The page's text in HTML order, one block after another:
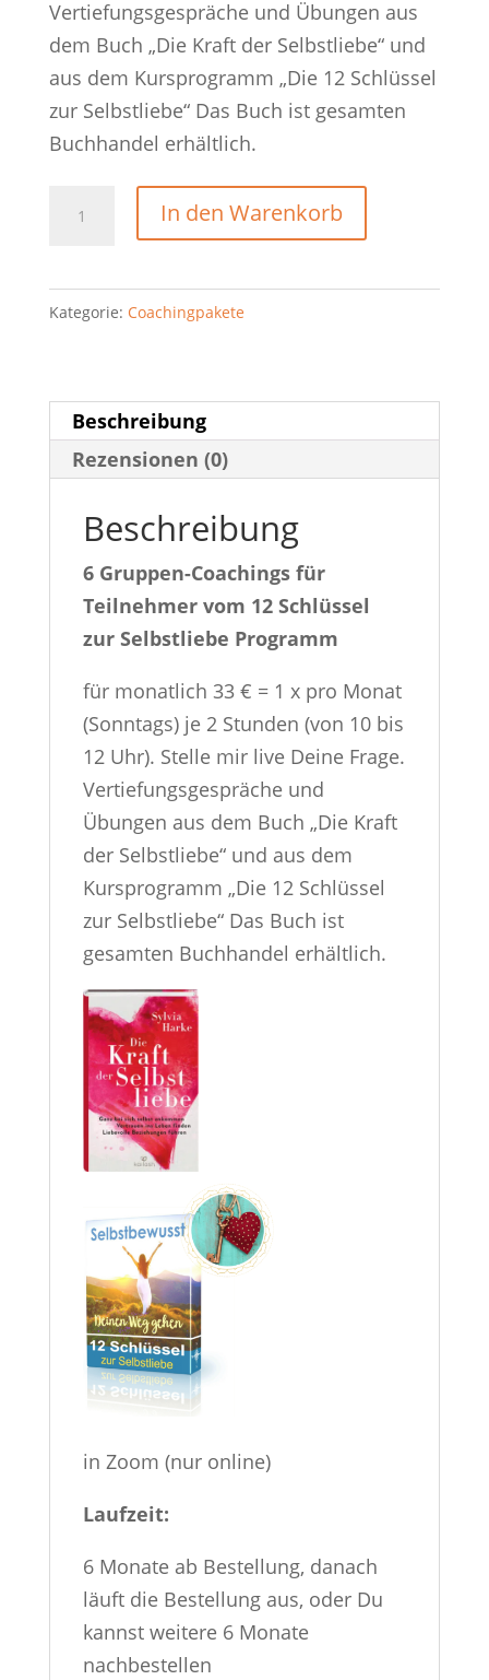
Vertiefungsgespräche und Übungen aus
dem Buch „Die Kraft der Selbstliebe“ und
aus dem Kursprogramm „Die 12 Schlüssel
zur Selbstliebe“ Das Buch ist gesamten
Buchhandel erhältlich.
In den Warenkorb
Kategorie: Coachingpakete
Beschreibung
Rezensionen (0)
Beschreibung
6 Gruppen-Coachings für
Teilnehmer vom 12 Schlüssel
zur Selbstliebe Programm
für monatlich 33 € = 1 x pro Monat
(Sonntags) je 2 Stunden (von 10 bis
12 Uhr). Stelle mir live Deine Frage.
Vertiefungsgespräche und
Übungen aus dem Buch „Die Kraft
der Selbstliebe“ und aus dem
Kursprogramm „Die 12 Schlüssel
zur Selbstliebe“ Das Buch ist
gesamten Buchhandel erhältlich.
in Zoom (nur online)
Laufzeit:
6 Monate ab Bestellung, danach
läuft die Bestellung aus, oder Du
kannst weitere 6 Monate
nachbestellen